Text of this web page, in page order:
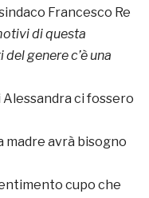
Francesco Re
di questa
genere c’è una
ci fossero
madre avrà bisogno
cupo che